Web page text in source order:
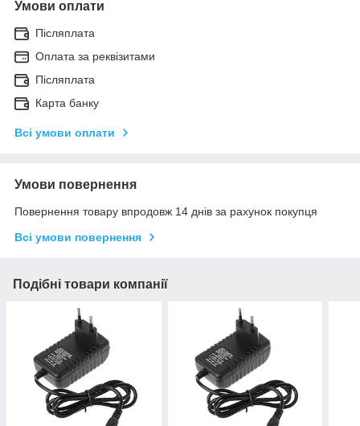
Умови оплати
Післяплата
Оплата за реквізитами
Післяплата
Карта банку
Всі умови оплати
Умови повернення
Повернення товару впродовж 14 днів за рахунок покупця
Всі умови повернення
Подібні товари компанії